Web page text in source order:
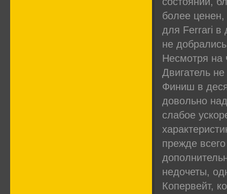
более
для Ferrari в
не
Несмотря на
Двигатель
Финиш в
довольно
слабое
прежде
недочеты,
Копервейт,